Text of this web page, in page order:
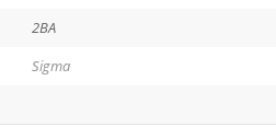
2BA
Sigma